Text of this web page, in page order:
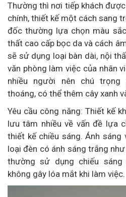
Thường thì nơi tiếp khách
chính, thiết kế một cách sang
đốc thường lựa chọn màu
thất cao cấp bọc da và cách
sẽ sử dụng loại bàn dài, nội
văn phòng làm việc của nhân
nhiều người nên chú trọng
thoáng, có thể thêm cây xanh
Yêu cầu công năng: Thiết kế
lưu tâm nhiều về vấn đề lựa
thiết kế chiều sáng. Ánh sáng
loại đèn có ánh sáng trắng
thường sử dụng chiếu
không gây lóa mắt khi làm việc.